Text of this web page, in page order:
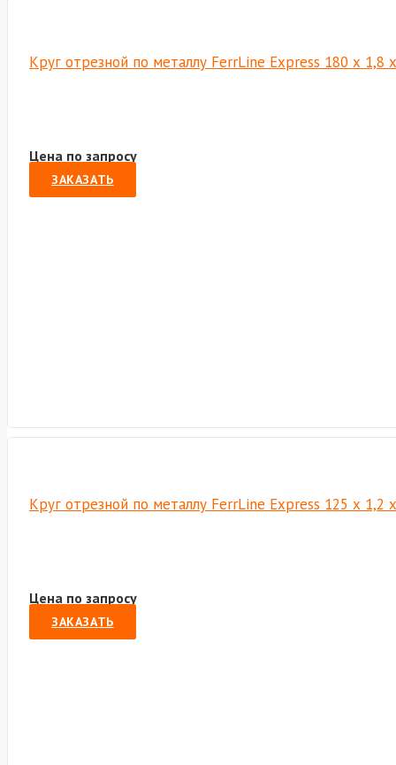
Круг отрезной по металлу FerrLine Express 180 х 1,8
Цена по запросу
ЗАКАЗАТЬ
Круг отрезной по металлу FerrLine Express 125 х 1,2
Цена по запросу
ЗАКАЗАТЬ